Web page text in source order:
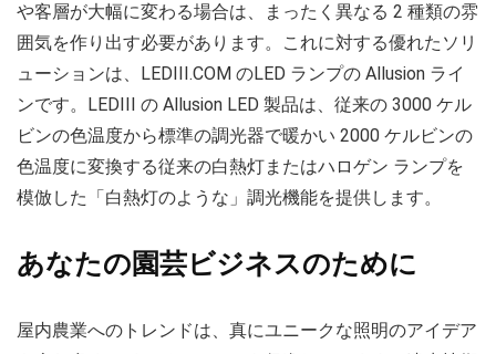
や客層が大幅に変わる場合は、まったく異なる 2 種類の雰
囲気を作り出す必要があります。これに対する優れたソリ
ューションは、LEDIII.COM のLED ランプの Allusion ライ
ンです。LEDIII の Allusion LED 製品は、従来の 3000 ケル
ビンの色温度から標準の調光器で暖かい 2000 ケルビンの
色温度に変換する従来の白熱灯またはハロゲン ランプを
模倣した「白熱灯のような」調光機能を提供します。
あなたの園芸ビジネスのために
屋内農業へのトレンドは、真にユニークな照明のアイデア